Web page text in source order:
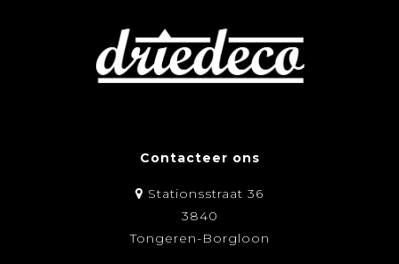
Contacteer ons
Stationsstraat 36
3840
Tongeren-Borgloon